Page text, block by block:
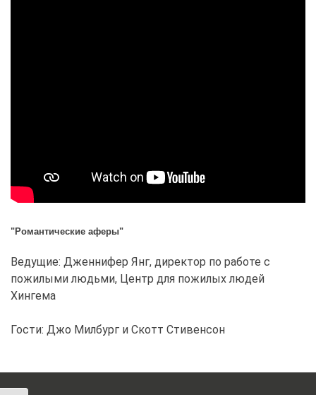
"Романтические аферы"
Ведущие: Дженнифер Янг, директор по работе с
пожилыми людьми, Центр для пожилых людей
Хингема
Гости: Джо Милбург и Скотт Стивенсон